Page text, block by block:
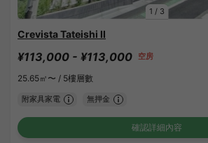
1 / 3
Crevista Tateishi II
¥113,000 - ¥113,000 空房
25.65㎡〜 / 5樓層數
附家具家電 無押金
確認詳細內容